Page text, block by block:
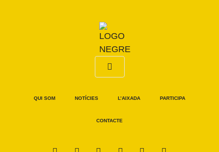
QUI SOM NOTÍCIES L’AIXADA PARTICIPA
CONTACTE